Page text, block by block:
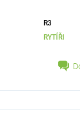
R3
RYTÍŘI